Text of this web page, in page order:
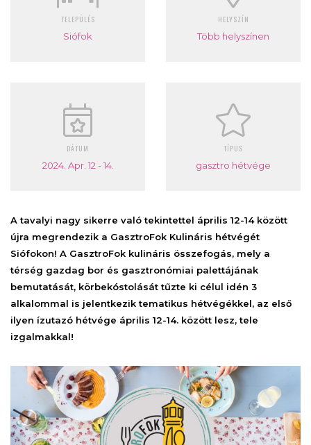
TELEPÜLÉS
Siófok
HELYSZÍN
Több helyszínen
DÁTUM
2024. Apr. 12 - 14.
TÍPUS
gasztro hétvége
A tavalyi nagy sikerre való tekintettel április 12-14 között
újra megrendezik a GasztroFok Kulináris hétvégét
Siófokon! A GasztroFok kulináris összefogás, mely a
térség gazdag bor és gasztronómiai palettájának
bemutatását, körbekóstolását tűzte ki célul idén 3
alkalommal is jelentkezik tematikus hétvégékkel, az első
ilyen ízutazó hétvége április 12-14. között lesz, tele
izgalmakkal!